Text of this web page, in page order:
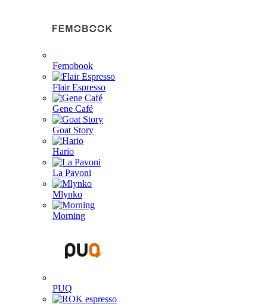
Femobook
Flair Espresso
Gene Café
Goat Story
Hario
La Pavoni
Mlynko
Morning
PUQ